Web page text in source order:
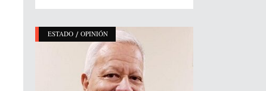
ESTADO / OPINIÓN